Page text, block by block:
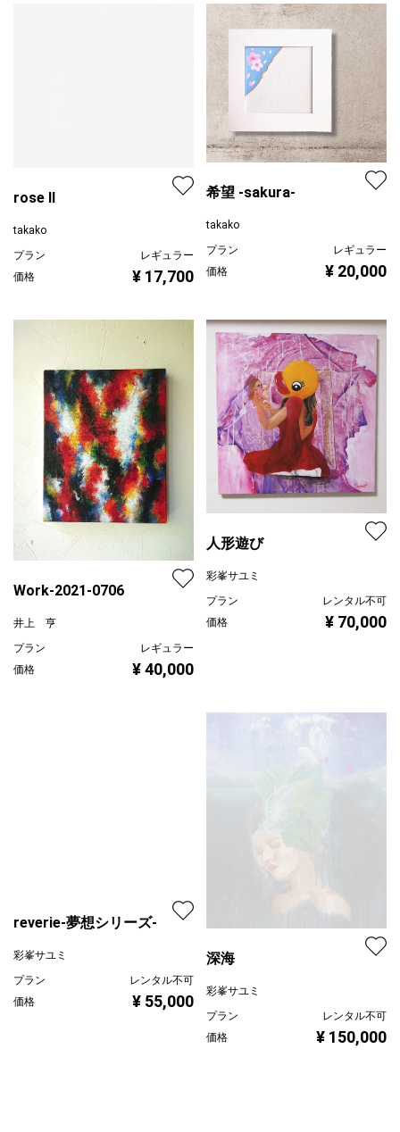
rose II
takako
プラン
レギュラー
価格
¥ 17,700
希望 -sakura-
takako
プラン
レギュラー
価格
¥ 20,000
Work-2021-0706
井上 亨
プラン
レギュラー
価格
¥ 40,000
人形遊び
彩峯サユミ
プラン
レンタル不可
価格
¥ 70,000
reverie-夢想シリーズ-
彩峯サユミ
プラン
レンタル不可
価格
¥ 55,000
深海
彩峯サユミ
プラン
レンタル不可
価格
¥ 150,000